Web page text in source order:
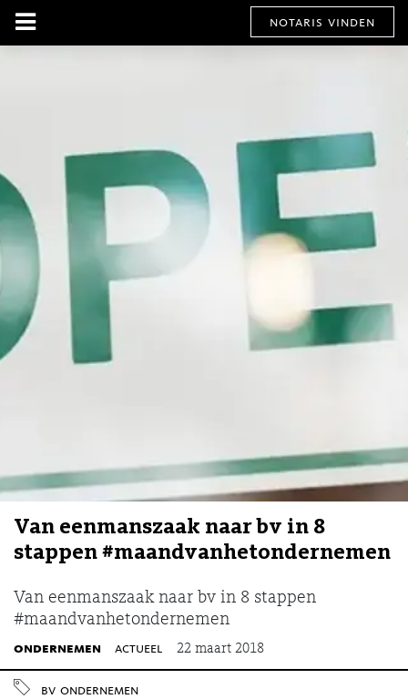
notaris vinden
Van eenmanszaak naar bv in 8
stappen #maandvanhetondernemen
Van eenmanszaak naar bv in 8 stappen
#maandvanhetondernemen
ondernemen actueel 22 maart 2018
bv ondernemen